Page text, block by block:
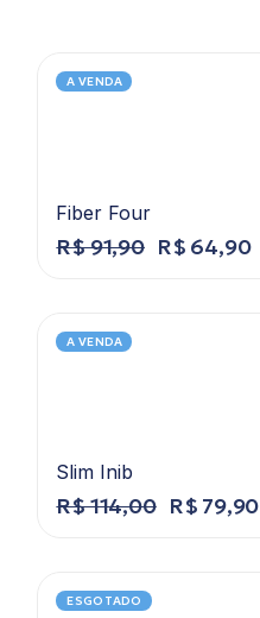
A VENDA
Fiber Four
R$91,90 R$ 64,90
A VENDA
Slim Inib
R$114,00 R$ 79,90
ESGOTADO